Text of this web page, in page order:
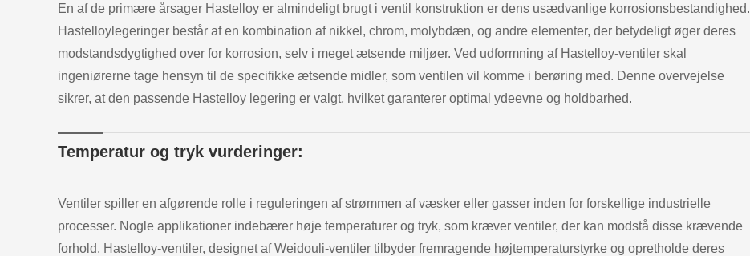
En af de primære årsager Hastelloy er almindeligt brugt i ventil konstruktion er dens usædvanlige korrosionsbestandighed.
Hastelloylegeringer består af en kombination af nikkel, chrom, molybdæn, og andre elementer, der betydeligt øger deres
modstandsdygtighed over for korrosion, selv i meget ætsende miljøer. Ved udformning af Hastelloy-ventiler skal
ingeniørerne tage hensyn til de specifikke ætsende midler, som ventilen vil komme i berøring med. Denne overvejelse
sikrer, at den passende Hastelloy legering er valgt, hvilket garanterer optimal ydeevne og holdbarhed.
Temperatur og tryk vurderinger:
Ventiler spiller en afgørende rolle i reguleringen af strømmen af væsker eller gasser inden for forskellige industrielle
processer. Nogle applikationer indebærer høje temperaturer og tryk, som kræver ventiler, der kan modstå disse krævende
forhold. Hastelloy-ventiler, designet af Weidouli-ventiler tilbyder fremragende højtemperaturstyrke og opretholde deres